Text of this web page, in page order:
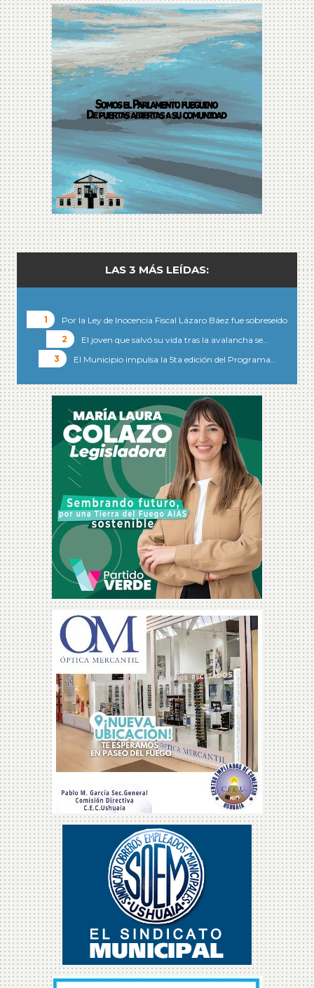
LAS 3 MÁS LEÍDAS:
Por la Ley de Inocencia Fiscal Lázaro Báez fue sobreseído
El joven que salvó su vida tras la avalancha se…
El Municipio impulsa la 5ta edición del Programa…